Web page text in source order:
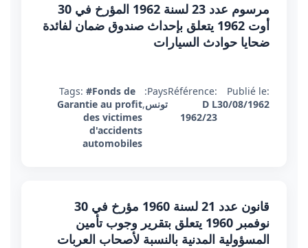
مرسوم عدد 23 لسنة 1962 المؤرخ في 30
أوت 1962 يتعلق بإحداث صندوق ضمان لفائدة
ضحايا حوادث السيارات
Publié le:
30/08/1962
Référence:
D L
1962/23
Pays:
تونس,
Tags: #Fonds de
Garantie au profit
des victimes
d'accidents
automobiles
قانون عدد 21 لسنة 1960 مؤرخ في 30
نوفمبر 1960 يتعلق بتقرير وجوب تأمين
المسؤولية المدنية بالنسبة لأصحاب العربات